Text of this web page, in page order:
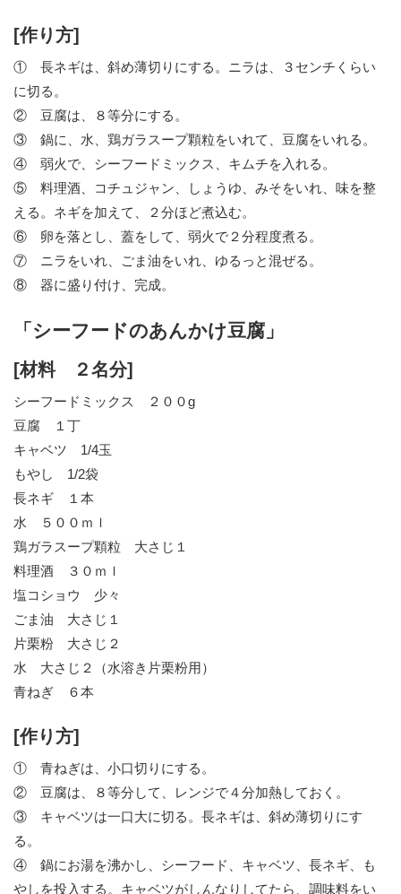
[作り方]
① 長ネギは、斜め薄切りにする。ニラは、３センチくらい
に切る。
② 豆腐は、８等分にする。
③ 鍋に、水、鶏ガラスープ顆粒をいれて、豆腐をいれる。
④ 弱火で、シーフードミックス、キムチを入れる。
⑤ 料理酒、コチュジャン、しょうゆ、みそをいれ、味を整
える。ネギを加えて、２分ほど煮込む。
⑥ 卵を落とし、蓋をして、弱火で２分程度煮る。
⑦ ニラをいれ、ごま油をいれ、ゆるっと混ぜる。
⑧ 器に盛り付け、完成。
「シーフードのあんかけ豆腐」
[材料 ２名分]
シーフードミックス ２００g
豆腐 １丁
キャベツ 1/4玉
もやし 1/2袋
長ネギ １本
水 ５００ｍｌ
鶏ガラスープ顆粒 大さじ１
料理酒 ３０ｍｌ
塩コショウ 少々
ごま油 大さじ１
片栗粉 大さじ２
水 大さじ２（水溶き片栗粉用）
青ねぎ ６本
[作り方]
① 青ねぎは、小口切りにする。
② 豆腐は、８等分して、レンジで４分加熱しておく。
③ キャベツは一口大に切る。長ネギは、斜め薄切りにす
る。
④ 鍋にお湯を沸かし、シーフード、キャベツ、長ネギ、も
やしを投入する。キャベツがしんなりしてたら、調味料をい